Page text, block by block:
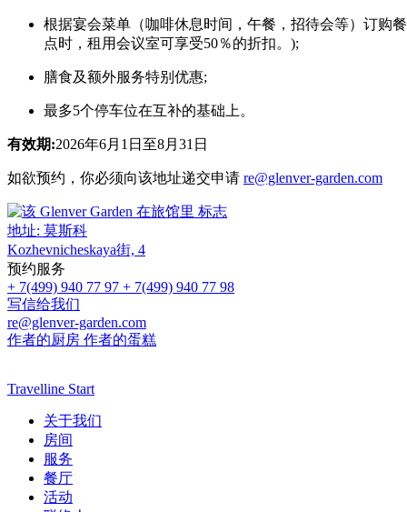
根据宴会菜单（咖啡休息时间，午餐，招待会等）订购餐
点时，租用会议室可享受50％的折扣。);
膳食及额外服务特别优惠;
最多5个停车位在互补的基础上。
有效期:2026年6月1日至8月31日
如欲预约，你必须向该地址递交申请 re@glenver-garden.com
地址: 莫斯科
Kozhevnicheskaya街, 4
预约服务
+ 7(499) 940 77 97 + 7(499) 940 77 98
写信给我们
re@glenver-garden.com
作者的厨房 作者的蛋糕
Travelline Start
关于我们
房间
服务
餐厅
活动